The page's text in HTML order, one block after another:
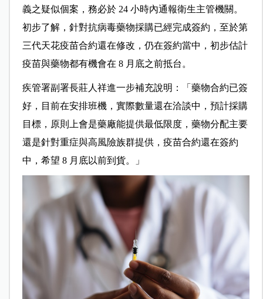
義之疑似個案，務必於 24 小時內通報衛生主管機關。
初步了解，針對抗病毒藥物採購已經完成簽約，至於第
三代天花疫苗合約還在修改，仍在簽約當中，初步估計
疫苗與藥物都有機會在 8 月底之前抵台。
疾管署副署長莊人祥進一步補充說明：「藥物合約已簽
好，目前在安排班機，實際數量還在洽談中，預計採購
目標，原則上會是藥廠能提供最低限度，藥物分配主要
還是針對重症與高風險族群提供，疫苗合約還在簽約
中，希望 8 月底以前到貨。」